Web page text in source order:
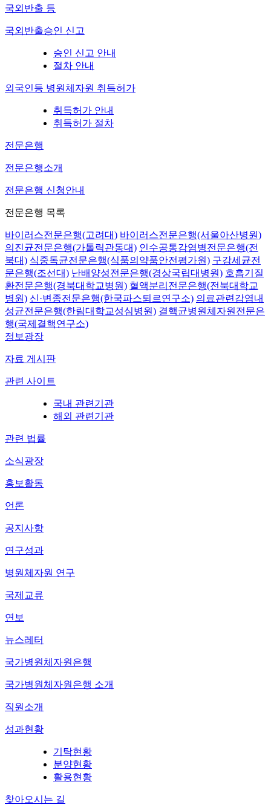
국외반출 등
국외반출승인 신고
승인 신고 안내
절차 안내
외국인등 병원체자원 취득허가
취득허가 안내
취득허가 절차
전문은행
전문은행소개
전문은행 신청안내
전문은행 목록
바이러스전문은행(고려대) 바이러스전문은행(서울아산병원)
의진균전문은행(가톨릭관동대) 인수공통감염병전문은행(전
북대) 식중독균전문은행(식품의약품안전평가원) 구강세균전
문은행(조선대) 난배양성전문은행(경상국립대병원) 호흡기질
환전문은행(경북대학교병원) 혈액분리전문은행(전북대학교
병원) 신·변종전문은행(한국파스퇴르연구소) 의료관련감염내
성균전문은행(한림대학교성심병원) 결핵균병원체자원전문은
행(국제결핵연구소)
정보광장
자료 게시판
관련 사이트
국내 관련기관
해외 관련기관
관련 법률
소식광장
홍보활동
언론
공지사항
연구성과
병원체자원 연구
국제교류
연보
뉴스레터
국가병원체자원은행
국가병원체자원은행 소개
직원소개
성과현황
기탁현황
분양현황
활용현황
찾아오시는 길